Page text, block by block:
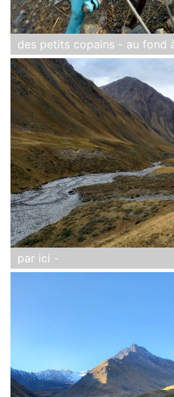
des petits copains - au fond
par ici -